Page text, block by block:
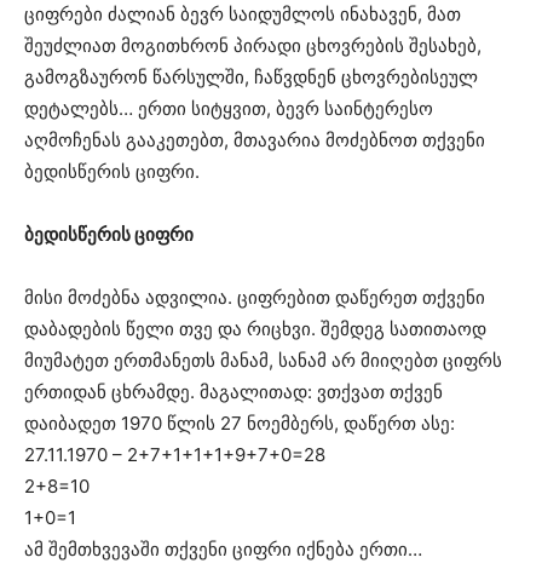
ციფრები ძალიან ბევრ საიდუმლოს ინახავენ, მათ
შეუძლიათ მოგითხრონ პირადი ცხოვრების შესახებ,
გამოგზაურონ წარსულში, ჩაწვდნენ ცხოვრებისეულ
დეტალებს… ერთი სიტყვით, ბევრ საინტერესო
აღმოჩენას გააკეთებთ, მთავარია მოძებნოთ თქვენი
ბედისწერის ციფრი.
ბედისწერის ციფრი
მისი მოძებნა ადვილია. ციფრებით დაწერეთ თქვენი
დაბადების წელი თვე და რიცხვი. შემდეგ სათითაოდ
მიუმატეთ ერთმანეთს მანამ, სანამ არ მიიღებთ ციფრს
ერთიდან ცხრამდე. მაგალითად: ვთქვათ თქვენ
დაიბადეთ 1970 წლის 27 ნოემბერს, დაწერთ ასე:
27.11.1970 – 2+7+1+1+1+9+7+0=28
2+8=10
1+0=1
ამ შემთხვევაში თქვენი ციფრი იქნება ერთი…